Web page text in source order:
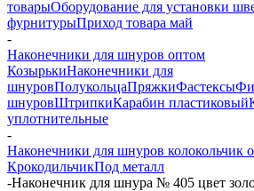
товарыОборудование для установки
фурнитурыПриход товара май
-
Наконечники для шнуров оптом
КозырькиНаконечники для
шнуровПолукольцаПряжкиФастексы
шнуровШтрипкиКарабин пластиковый
уплотнительные
-
Наконечники для шнуров колокольчик
КрокодильчикПод металл
-Наконечник для шнура № 405 цвет